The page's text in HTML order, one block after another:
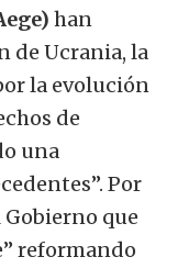
han
de Ucrania, la
la evolución
de
una
Por
que
reformando